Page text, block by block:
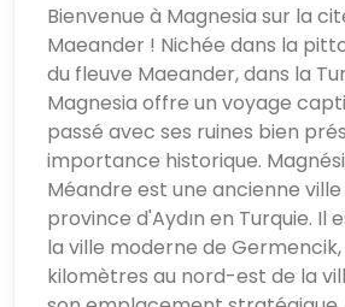
Bienvenue à Magnesia sur la
Maeander ! Nichée dans la
du fleuve Maeander, dans la
Magnesia offre un voyage
passé avec ses ruines bien
importance historique.
Méandre est une ancienne
province d'Aydın en Turquie. Il
la ville moderne de
kilomètres au nord-est de la